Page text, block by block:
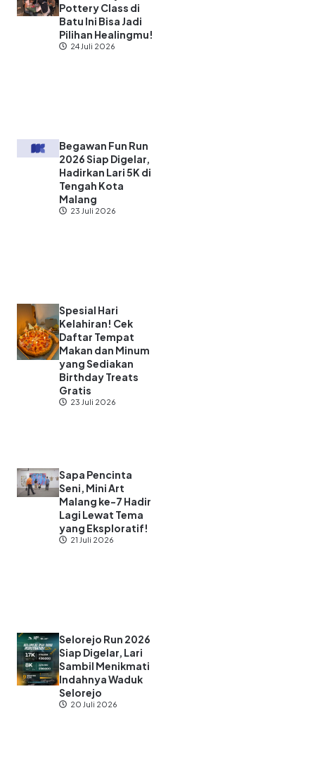
Pottery Class di
Batu Ini Bisa Jadi
Pilihan Healingmu!
24 Juli 2026
Begawan Fun Run
2026 Siap Digelar,
Hadirkan Lari 5K di
Tengah Kota
Malang
23 Juli 2026
Spesial Hari
Kelahiran! Cek
Daftar Tempat
Makan dan Minum
yang Sediakan
Birthday Treats
Gratis
23 Juli 2026
Sapa Pencinta
Seni, Mini Art
Malang ke-7 Hadir
Lagi Lewat Tema
yang Eksploratif!
21 Juli 2026
Selorejo Run 2026
Siap Digelar, Lari
Sambil Menikmati
Indahnya Waduk
Selorejo
20 Juli 2026